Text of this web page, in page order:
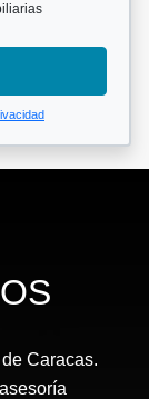
Caracas.